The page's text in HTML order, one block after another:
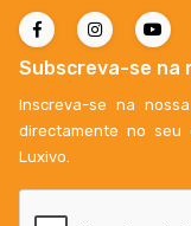
Subscreva-se na
Inscreva-se na
directamente no seu
Luxivo.